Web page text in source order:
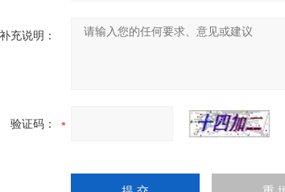
补充说明：
验证码：